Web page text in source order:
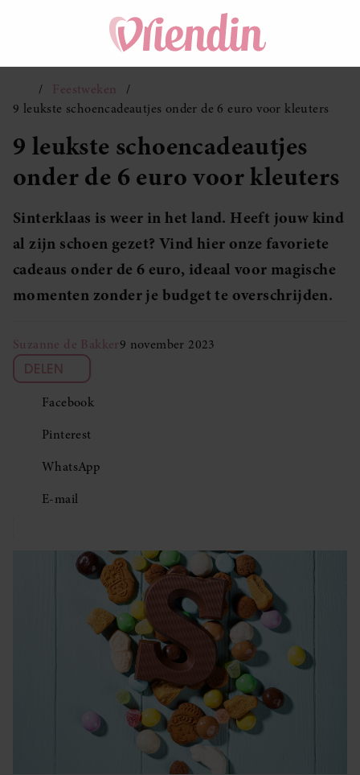
Feestweken
9 leukste schoencadeautjes onder de 6 euro voor kleuters
9 leukste schoencadeautjes
onder de 6 euro voor kleuters
Sinterklaas is weer in het land. Heeft jouw kind
al zijn schoen gezet? Vind hier onze favoriete
cadeaus onder de 6 euro, ideaal voor magische
momenten zonder je budget te overschrijden.
Suzanne de Bakker9 november 2023
DELEN
Facebook
Pinterest
WhatsApp
E-mail